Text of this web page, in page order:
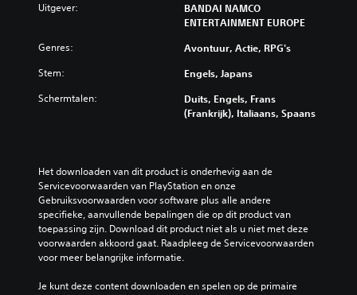
Uitgever:
BANDAI NAMCO
ENTERTAINMENT EUROPE
Genres: Avontuur, Actie, RPG's
Stem: Engels, Japans
Schermtalen:
Duits, Engels, Frans
(Frankrijk), Italiaans, Spaans
Het downloaden van dit product is onderhevig aan de
Servicevoorwaarden van PlayStation en onze
Gebruiksvoorwaarden voor software plus alle andere
specifieke, aanvullende bepalingen die op dit product van
toepassing zijn. Download dit product niet als u niet met deze
voorwaarden akkoord gaat. Raadpleeg de Servicevoorwaarden
voor meer belangrijke informatie.
Je kunt deze content downloaden en spelen op de primaire